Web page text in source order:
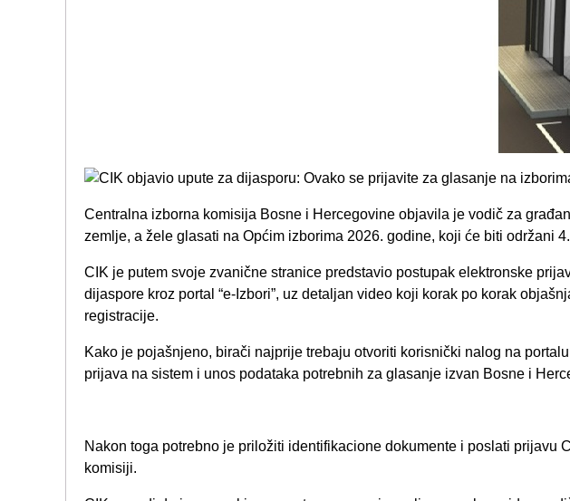
Centralna izborna komisija Bosne i Hercegovine objavila je vodič za
zemlje, a žele glasati na Općim izborima 2026. godine, koji će biti održani
CIK je putem svoje zvanične stranice predstavio postupak elektronske
dijaspore kroz portal “e-Izbori”, uz detaljan video koji korak po korak
registracije.
Kako je pojašnjeno, birači najprije trebaju otvoriti korisnički nalog na
prijava na sistem i unos podataka potrebnih za glasanje izvan Bosne i
Nakon toga potrebno je priložiti identifikacione dokumente i poslati prijavu
komisiji.